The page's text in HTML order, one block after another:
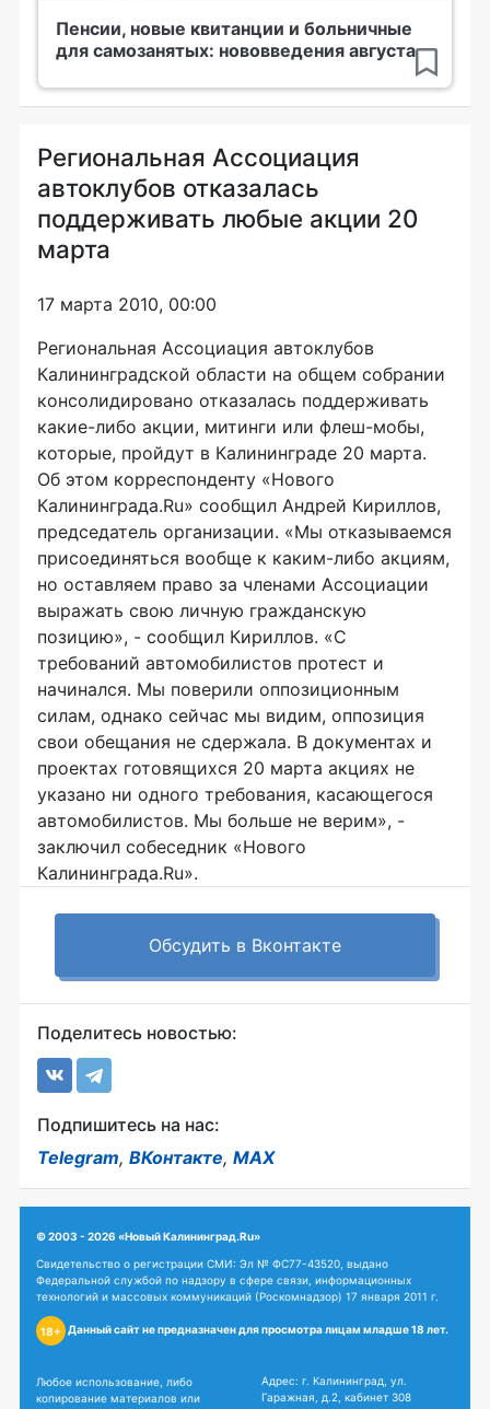
Пенсии, новые квитанции и больничные
для самозанятых: нововведения августа
Региональная Ассоциация
автоклубов отказалась
поддерживать любые акции 20
марта
17 марта 2010, 00:00
Региональная Ассоциация автоклубов
Калининградской области на общем собрании
консолидировано отказалась поддерживать
какие-либо акции, митинги или флеш-мобы,
которые, пройдут в Калининграде 20 марта.
Об этом корреспонденту «Нового
Калининграда.Ru» сообщил Андрей Кириллов,
председатель организации. «Мы отказываемся
присоединяться вообще к каким-либо акциям,
но оставляем право за членами Ассоциации
выражать свою личную гражданскую
позицию», - сообщил Кириллов. «С
требований автомобилистов протест и
начинался. Мы поверили оппозиционным
силам, однако сейчас мы видим, оппозиция
свои обещания не сдержала. В документах и
проектах готовящихся 20 марта акциях не
указано ни одного требования, касающегося
автомобилистов. Мы больше не верим», -
заключил собеседник «Нового
Калининграда.Ru».
Обсудить в Вконтакте
Поделитесь новостью:
Подпишитесь на нас:
Telegram, ВКонтакте, MAX
© 2003 - 2026 «Новый Калининград.Ru»
Свидетельство о регистрации СМИ: Эл № ФС77-43520, выдано
Федеральной службой по надзору в сфере связи, информационных
технологий и массовых коммуникаций (Роскомнадзор) 17 января 2011 г.
18+ Данный сайт не предназначен для просмотра лицам младше 18 лет.
Любое использование, либо
копирование материалов или
Адрес: г. Калининград, ул.
Гаражная, д.2, кабинет 308